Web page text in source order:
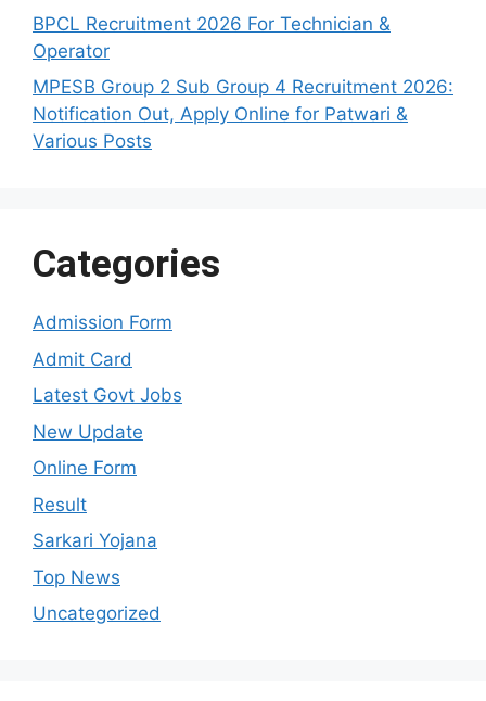
BPCL Recruitment 2026 For Technician &
Operator
MPESB Group 2 Sub Group 4 Recruitment 2026:
Notification Out, Apply Online for Patwari &
Various Posts
Categories
Admission Form
Admit Card
Latest Govt Jobs
New Update
Online Form
Result
Sarkari Yojana
Top News
Uncategorized